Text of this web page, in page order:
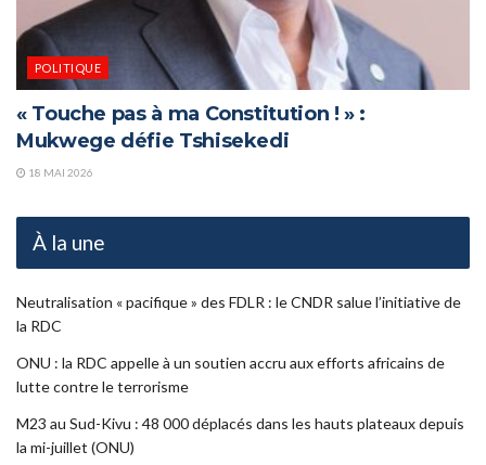
POLITIQUE
« Touche pas à ma Constitution ! » :
Mukwege défie Tshisekedi
18 MAI 2026
À la une
Neutralisation « pacifique » des FDLR : le CNDR salue l’initiative de
la RDC
ONU : la RDC appelle à un soutien accru aux efforts africains de
lutte contre le terrorisme
M23 au Sud-Kivu : 48 000 déplacés dans les hauts plateaux depuis
la mi-juillet (ONU)